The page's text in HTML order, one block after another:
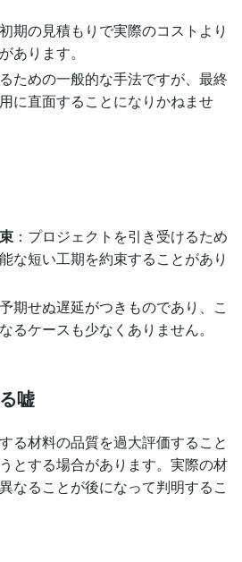
初期の見積もりで実際のコストより
あります。
ための一般的な手法ですが、最終
に直面することになりかねませ
：プロジェクトを引き受けるため
な短い工期を約束することがあり
期せぬ遅延がつきものであり、こ
るケースも少なくありません。
嘘
る材料の品質を過大評価すること
とする場合があります。実際の材
なることが後になって判明するこ